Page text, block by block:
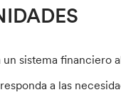
un sistema financiero
a las